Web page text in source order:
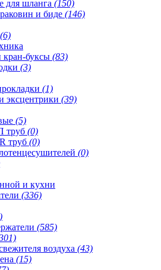
для шланга (150)
и биде (146)
(6)
буксы (83)
(3)
(1)
эксцентрики (39)
(5)
труб (0)
труб (0)
(0)
и кухни
(336)
(585)
воздуха (43)
(15)